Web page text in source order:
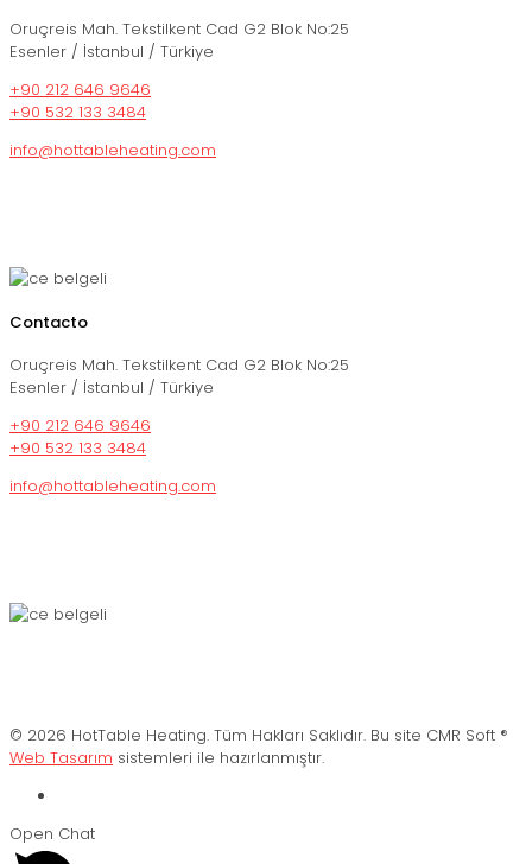
Oruçreis Mah. Tekstilkent Cad G2 Blok No:25
Esenler / İstanbul / Türkiye
+90 212 646 9646
+90 532 133 3484
info@hottableheating.com
Contacto
Oruçreis Mah. Tekstilkent Cad G2 Blok No:25
Esenler / İstanbul / Türkiye
+90 212 646 9646
+90 532 133 3484
info@hottableheating.com
© 2026 HotTable Heating. Tüm Hakları Saklıdır. Bu site CMR Soft ®️
Web Tasarım sistemleri ile hazırlanmıştır.
Open Chat